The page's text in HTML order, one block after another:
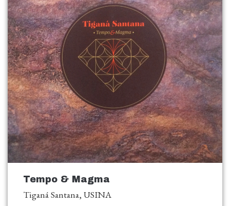
Tempo & Magma
Tiganá Santana, USINA